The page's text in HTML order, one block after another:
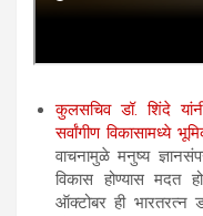
कुलसचिव डॉ. शिंदे यांनी
सर्वांगीण विकासामध्ये
वाचनामुळे मनुष्य
विकास होण्यास मदत
ऑक्टोबर ही भारतरत्न